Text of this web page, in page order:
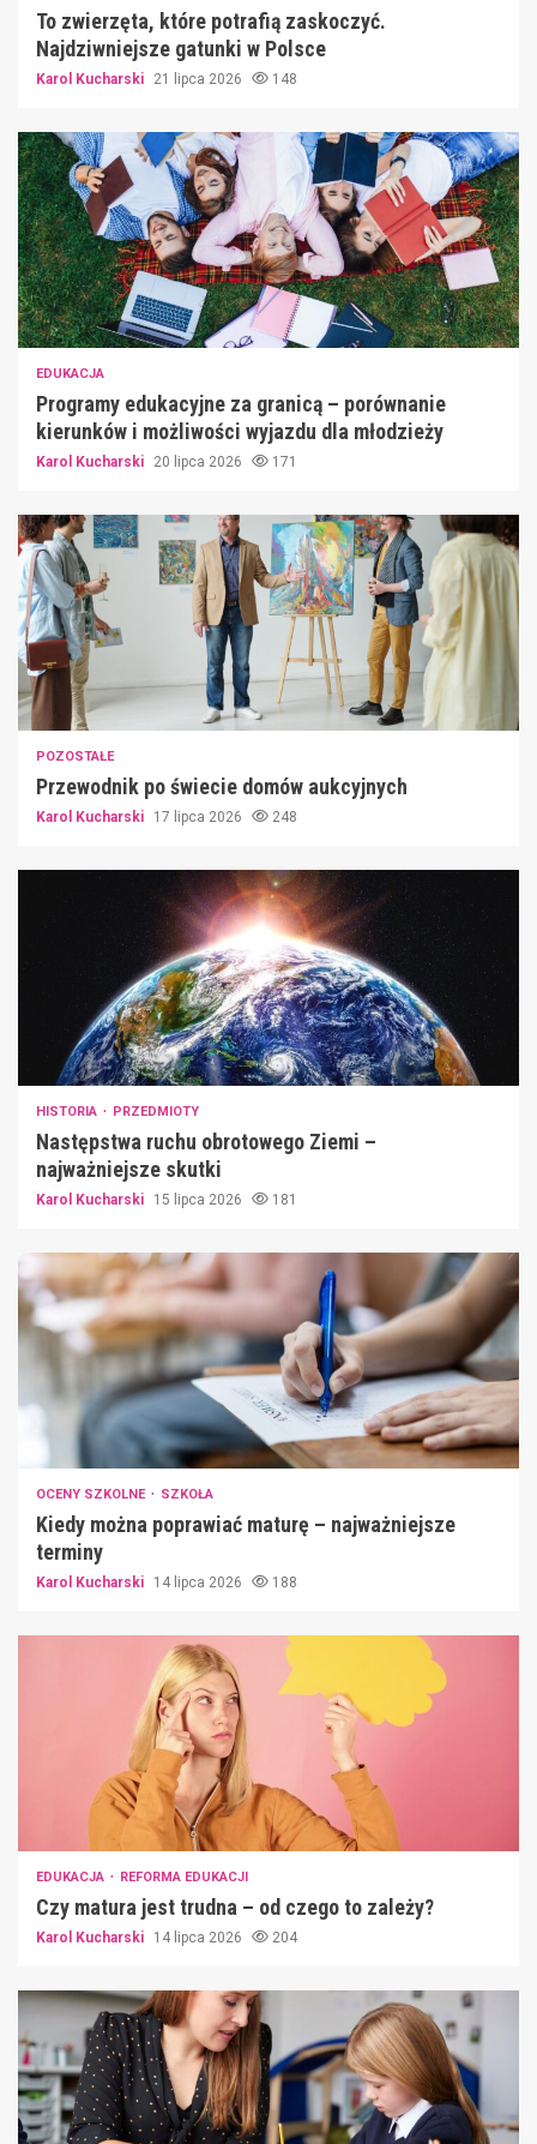
To zwierzęta, które potrafią zaskoczyć.
Najdziwniejsze gatunki w Polsce
Karol Kucharski 21 lipca 2026 148
EDUKACJA
Programy edukacyjne za granicą – porównanie
kierunków i możliwości wyjazdu dla młodzieży
Karol Kucharski 20 lipca 2026 171
POZOSTAŁE
Przewodnik po świecie domów aukcyjnych
Karol Kucharski 17 lipca 2026 248
HISTORIA PRZEDMIOTY
Następstwa ruchu obrotowego Ziemi –
najważniejsze skutki
Karol Kucharski 15 lipca 2026 181
OCENY SZKOLNE SZKOŁA
Kiedy można poprawiać maturę – najważniejsze
terminy
Karol Kucharski 14 lipca 2026 188
EDUKACJA REFORMA EDUKACJI
Czy matura jest trudna – od czego to zależy?
Karol Kucharski 14 lipca 2026 204